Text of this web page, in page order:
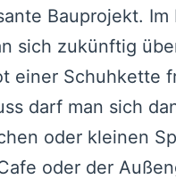
Bauprojekt. Im
sich zukünftig
einer Schuhkette
darf man sich
oder kleinen
oder der